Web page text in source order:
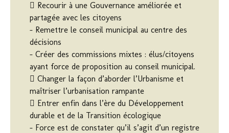
 Recourir à une Gouvernance améliorée et
partagée avec les citoyens
– Remettre le conseil municipal au centre des
décisions
– Créer des commissions mixtes : élus/citoyens
ayant force de proposition au conseil municipal.
 Changer la façon d’aborder l’Urbanisme et
maîtriser l’urbanisation rampante
 Entrer enfin dans l’ère du Développement
durable et de la Transition écologique
– Force est de constater qu’il s’agit d’un registre